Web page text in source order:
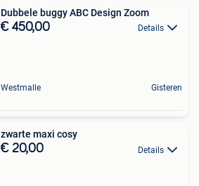
Dubbele buggy ABC Design Zoom
€ 450,00 Details
Westmalle Gisteren
zwarte maxi cosy
€ 20,00 Details